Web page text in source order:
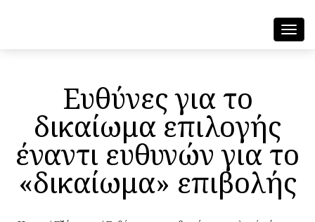
Ευθύνες για το
δικαίωμα επιλογής
έναντι ευθυνών για το
«δικαίωμα» επιβολής